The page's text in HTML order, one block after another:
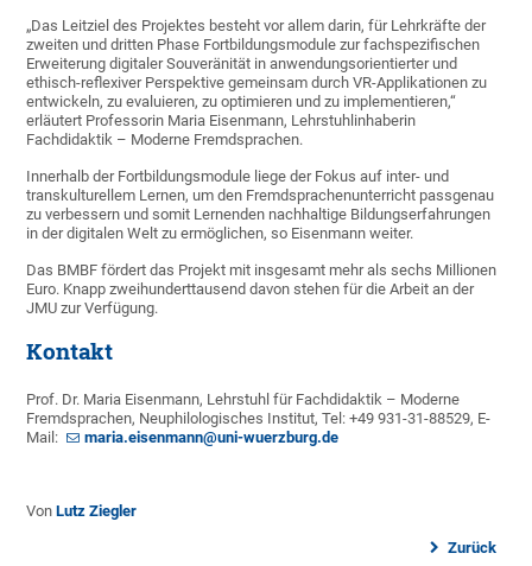
„Das Leitziel des Projektes besteht vor allem darin, für Lehrkräfte der
zweiten und dritten Phase Fortbildungsmodule zur fachspezifischen
Erweiterung digitaler Souveränität in anwendungsorientierter und
ethisch-reflexiver Perspektive gemeinsam durch VR-Applikationen zu
entwickeln, zu evaluieren, zu optimieren und zu implementieren,“
erläutert Professorin Maria Eisenmann, Lehrstuhlinhaberin
Fachdidaktik – Moderne Fremdsprachen.
Innerhalb der Fortbildungsmodule liege der Fokus auf inter- und
transkulturellem Lernen, um den Fremdsprachenunterricht passgenau
zu verbessern und somit Lernenden nachhaltige Bildungserfahrungen
in der digitalen Welt zu ermöglichen, so Eisenmann weiter.
Das BMBF fördert das Projekt mit insgesamt mehr als sechs Millionen
Euro. Knapp zweihunderttausend davon stehen für die Arbeit an der
JMU zur Verfügung.
Kontakt
Prof. Dr. Maria Eisenmann, Lehrstuhl für Fachdidaktik – Moderne
Fremdsprachen, Neuphilologisches Institut, Tel: +49 931-31-88529, E-
Mail:
maria.eisenmann@uni-wuerzburg.de
VonLutz Ziegler
Zurück